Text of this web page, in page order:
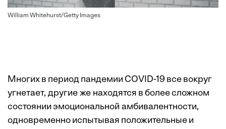
William Whitehurst/Getty Images
Многих в период пандемии COVID-19 все вокруг
угнетает, другие же находятся в более сложном
состоянии эмоциональной амбивалентности,
одновременно испытывая положительные и